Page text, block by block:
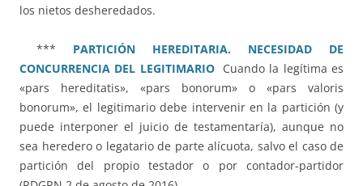
los nietos desheredados.
*** PARTICIÓN HEREDITARIA. NECESIDAD DE
CONCURRENCIA DEL LEGITIMARIO Cuando la legítima es
«pars hereditatis», «pars bonorum» o «pars valoris
bonorum», el legitimario debe intervenir en la partición (y
puede interponer el juicio de testamentaría), aunque no
sea heredero o legatario de parte alícuota, salvo el caso de
partición del propio testador o por contador-partidor